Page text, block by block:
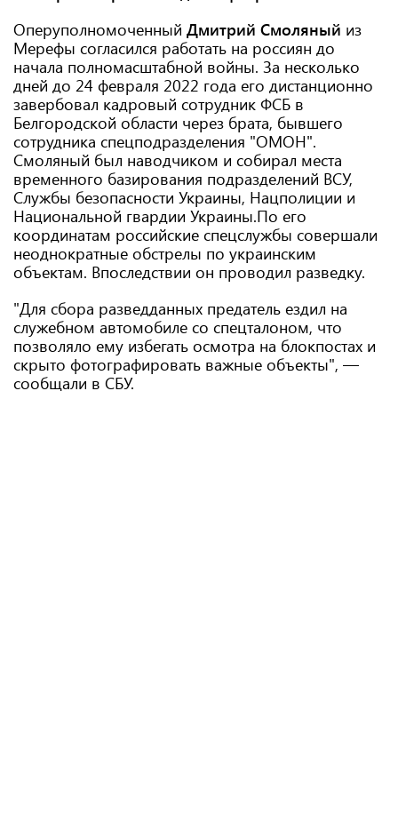
Оперуполномоченный Дмитрий Смоляный из
Мерефы согласился работать на россиян до
начала полномасштабной войны. За несколько
дней до 24 февраля 2022 года его дистанционно
завербовал кадровый сотрудник ФСБ в
Белгородской области через брата, бывшего
сотрудника спецподразделения "ОМОН".
Смоляный был наводчиком и собирал места
временного базирования подразделений ВСУ,
Службы безопасности Украины, Нацполиции и
Национальной гвардии Украины.По его
координатам российские спецслужбы совершали
неоднократные обстрелы по украинским
объектам. Впоследствии он проводил разведку.
"Для сбора разведданных предатель ездил на
служебном автомобиле со спецталоном, что
позволяло ему избегать осмотра на блокпостах и ​​
скрыто фотографировать важные объекты", —
сообщали в СБУ.